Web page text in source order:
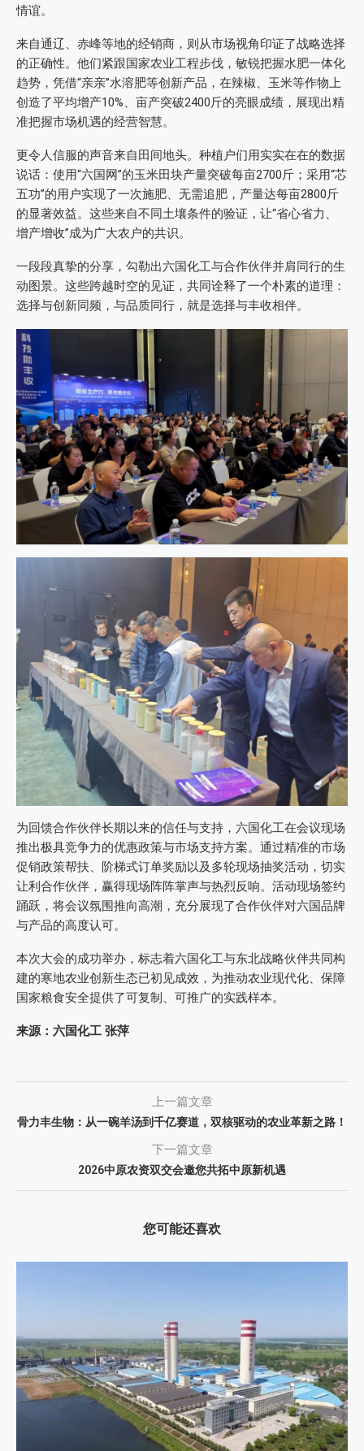
情谊。
来自通辽、赤峰等地的经销商，则从市场视角印证了战略选择
的正确性。他们紧跟国家农业工程步伐，敏锐把握水肥一体化
趋势，凭借“亲亲”水溶肥等创新产品，在辣椒、玉米等作物上
创造了平均增产10%、亩产突破2400斤的亮眼成绩，展现出精
准把握市场机遇的经营智慧。
更令人信服的声音来自田间地头。种植户们用实实在在的数据
说话：使用“六国网”的玉米田块产量突破每亩2700斤；采用“芯
五功”的用户实现了一次施肥、无需追肥，产量达每亩2800斤
的显著效益。这些来自不同土壤条件的验证，让“省心省力、
增产增收”成为广大农户的共识。
一段段真挚的分享，勾勒出六国化工与合作伙伴并肩同行的生
动图景。这些跨越时空的见证，共同诠释了一个朴素的道理：
选择与创新同频，与品质同行，就是选择与丰收相伴。
为回馈合作伙伴长期以来的信任与支持，六国化工在会议现场
推出极具竞争力的优惠政策与市场支持方案。通过精准的市场
促销政策帮扶、阶梯式订单奖励以及多轮现场抽奖活动，切实
让利合作伙伴，赢得现场阵阵掌声与热烈反响。活动现场签约
踊跃，将会议氛围推向高潮，充分展现了合作伙伴对六国品牌
与产品的高度认可。
本次大会的成功举办，标志着六国化工与东北战略伙伴共同构
建的寒地农业创新生态已初见成效，为推动农业现代化、保障
国家粮食安全提供了可复制、可推广的实践样本。
来源：六国化工 张萍
上一篇文章
骨力丰生物：从一碗羊汤到千亿赛道，双核驱动的农业革新之路！
下一篇文章
2026中原农资双交会邀您共拓中原新机遇
您可能还喜欢